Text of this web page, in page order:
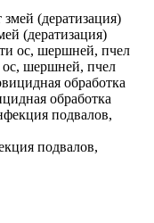
(дератизация)
шершней, пчел
обработка
подвалов,